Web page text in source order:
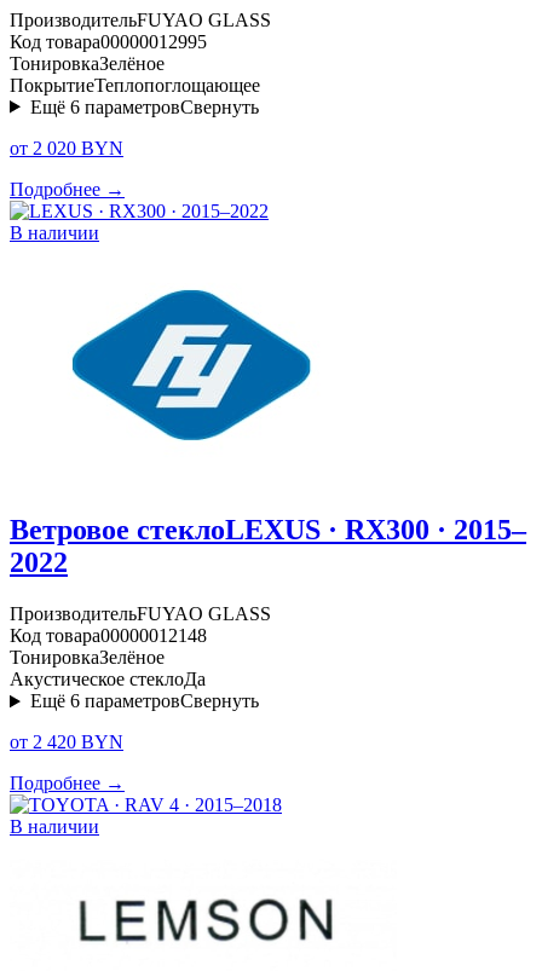
ПроизводительFUYAO GLASS
Код товара00000012995
ТонировкаЗелёное
ПокрытиеТеплопоглощающее
Ещё 6 параметровСвернуть
от 2 020 BYN
Подробнее →
В наличии
Ветровое стеклоLEXUS · RX300 · 2015–
2022
ПроизводительFUYAO GLASS
Код товара00000012148
ТонировкаЗелёное
Акустическое стеклоДа
Ещё 6 параметровСвернуть
от 2 420 BYN
Подробнее →
В наличии